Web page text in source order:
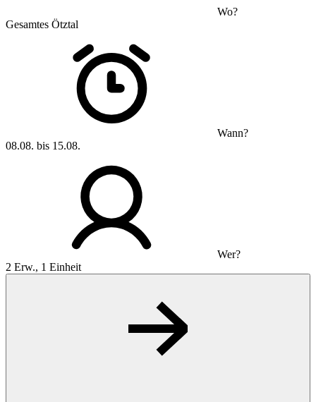
Wo?
Gesamtes Ötztal
Wann?
08.08. bis 15.08.
Wer?
2 Erw., 1 Einheit